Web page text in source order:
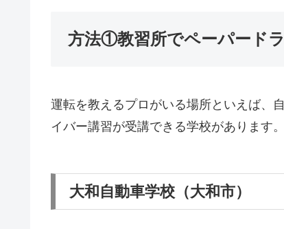
方法①教習所でペーパード
運転を教えるプロがいる場所といえば、
イバー講習が受講できる学校があります。
大和自動車学校（大和市）